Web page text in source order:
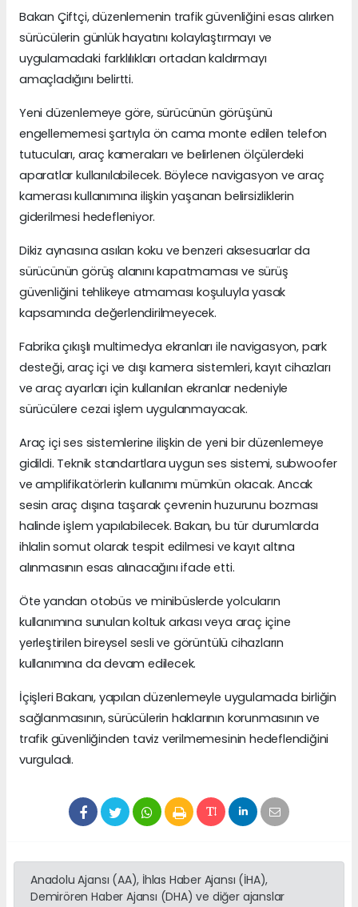
Bakan Çiftçi, düzenlemenin trafik güvenliğini esas alırken
sürücülerin günlük hayatını kolaylaştırmayı ve
uygulamadaki farklılıkları ortadan kaldırmayı
amaçladığını belirtti.
Yeni düzenlemeye göre, sürücünün görüşünü
engellememesi şartıyla ön cama monte edilen telefon
tutucuları, araç kameraları ve belirlenen ölçülerdeki
aparatlar kullanılabilecek. Böylece navigasyon ve araç
kamerası kullanımına ilişkin yaşanan belirsizliklerin
giderilmesi hedefleniyor.
Dikiz aynasına asılan koku ve benzeri aksesuarlar da
sürücünün görüş alanını kapatmaması ve sürüş
güvenliğini tehlikeye atmaması koşuluyla yasak
kapsamında değerlendirilmeyecek.
Fabrika çıkışlı multimedya ekranları ile navigasyon, park
desteği, araç içi ve dışı kamera sistemleri, kayıt cihazları
ve araç ayarları için kullanılan ekranlar nedeniyle
sürücülere cezai işlem uygulanmayacak.
Araç içi ses sistemlerine ilişkin de yeni bir düzenlemeye
gidildi. Teknik standartlara uygun ses sistemi, subwoofer
ve amplifikatörlerin kullanımı mümkün olacak. Ancak
sesin araç dışına taşarak çevrenin huzurunu bozması
halinde işlem yapılabilecek. Bakan, bu tür durumlarda
ihlalin somut olarak tespit edilmesi ve kayıt altına
alınmasının esas alınacağını ifade etti.
Öte yandan otobüs ve minibüslerde yolcuların
kullanımına sunulan koltuk arkası veya araç içine
yerleştirilen bireysel sesli ve görüntülü cihazların
kullanımına da devam edilecek.
İçişleri Bakanı, yapılan düzenlemeyle uygulamada birliğin
sağlanmasının, sürücülerin haklarının korunmasının ve
trafik güvenliğinden taviz verilmemesinin hedeflendiğini
vurguladı.
Anadolu Ajansı (AA), İhlas Haber Ajansı (İHA),
Demirören Haber Ajansı (DHA) ve diğer ajanslar